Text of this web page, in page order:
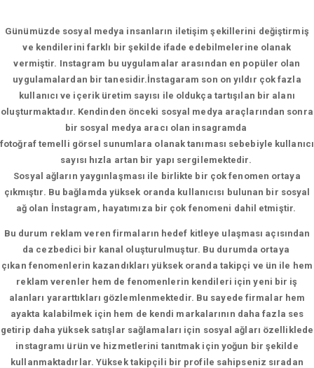
Günümüzde sosyal medya insanların iletişim şekillerini değiştirmiş
ve kendilerini farklı bir şekilde ifade edebilmelerine olanak
vermiştir. Instagram bu uygulamalar arasından en popüler olan
uygulamalardan bir tanesidir.İnstagaram son on yıldır çok fazla
kullanıcı ve içerik üretim sayısı ile oldukça tartışılan bir alanı
oluşturmaktadır. Kendinden önceki sosyal medya araçlarından sonra
bir sosyal medya aracı olan insagramda
fotoğraf temelli görsel sunumlara olanak tanıması sebebiyle kullanıcı
sayısı hızla artan bir yapı sergilemektedir.
Sosyal ağların yaygınlaşması ile birlikte bir çok fenomen ortaya
çıkmıştır. Bu bağlamda yüksek oranda kullanıcısı bulunan bir sosyal
ağ olan İnstagram, hayatımıza bir çok fenomeni dahil etmiştir.
Bu durum reklam veren firmaların hedef kitleye ulaşması açısından
da cezbedici bir kanal oluşturulmuştur. Bu durumda ortaya
çıkan fenomenlerin kazandıkları yüksek oranda takipçi ve ün ile hem
reklam verenler hem de fenomenlerin kendileri için yeni bir iş
alanları yararttıkları gözlemlenmektedir. Bu sayede firmalar hem
ayakta kalabilmek için hem de kendi markalarının daha fazla ses
getirip daha yüksek satışlar sağlamaları için sosyal ağları özelliklede
instagramı ürün ve hizmetlerini tanıtmak için yoğun bir şekilde
kullanmaktadırlar. Yüksek takipçili bir profile sahipseniz sıradan